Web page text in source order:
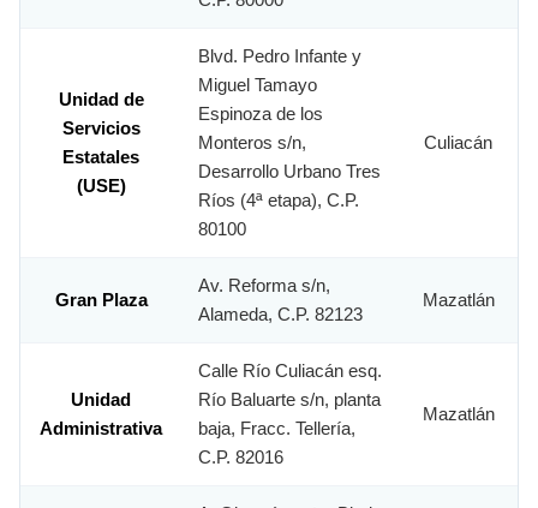
Unidad de
Servicios
Estatales
(USE)
Blvd. Pedro Infante y
Miguel Tamayo
Espinoza de los
Monteros s/n,
Desarrollo Urbano Tres
Ríos (4ª etapa), C.P.
80100
Culiacán
Gran Plaza
Av. Reforma s/n,
Alameda, C.P. 82123
Mazatlán
Unidad
Administrativa
Calle Río Culiacán esq.
Río Baluarte s/n, planta
baja, Fracc. Tellería,
C.P. 82016
Mazatlán